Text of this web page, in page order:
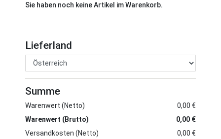
Sie haben noch keine Artikel im Warenkorb.
Lieferland
Summe
Warenwert (Netto)
0,00 €
Warenwert (Brutto)
0,00 €
Versandkosten (Netto)
0,00 €